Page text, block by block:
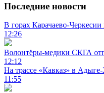
Последние новости
В горах Карачаево-
12:26
Волонтёры-медики СКГА
12:12
На трассе «Кавказ» в
11:55